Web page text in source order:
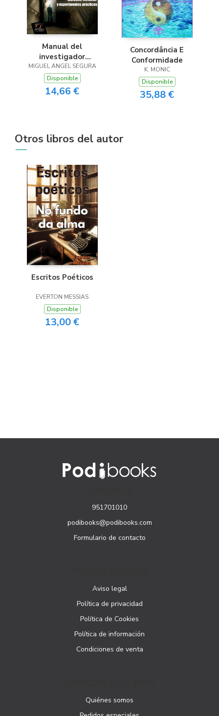
Manual del
investigador
paranormal
MIGUEL ÁNGEL SEGURA
Disponible
14,66 €
Concordância E
Conformidade
K. MONIC
Disponible
35,88 €
Otros libros del autor
Escritos Poéticos
EVERTON MESSIAS
Disponible
13,00 €
951701010
podibooks@podibooks.com
Formulario de contacto
Aviso legal
Política de privacidad
Política de Cookies
Política de información
Condiciones de venta
Quiénes somos